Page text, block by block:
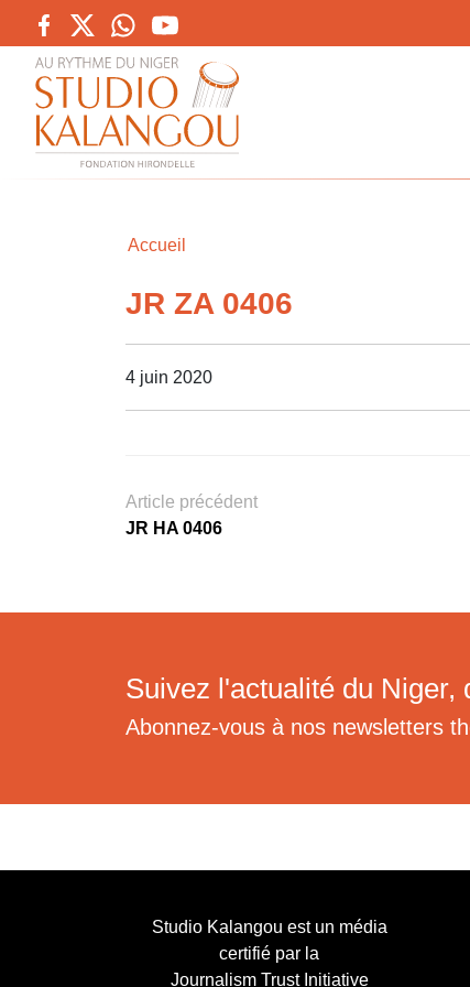
Accueil
JR ZA 0406
4 juin 2020
Article précédent
JR HA 0406
Suivez l'actualité du Niger,
Abonnez-vous à nos newsletters
Studio Kalangou est un média
certifié par la
Journalism Trust Initiative